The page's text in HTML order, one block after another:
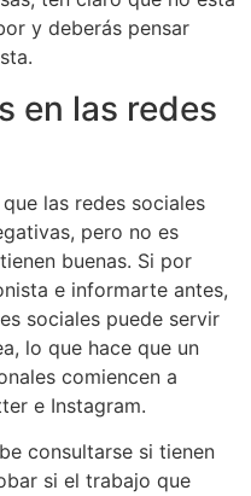
y deberás pensar
en las redes
las redes sociales
pero no es
buenas. Si por
e informarte antes,
sociales puede servir
lo que hace que un
comiencen a
e Instagram.
consultarse si tienen
si el trabajo que